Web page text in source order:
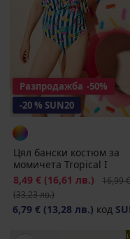
Разпродажба -50%
-20 % SUN20
Цял бански костюм за
момичета Tropical I
Намаление
8,49 € (16,61 лв.)
16,99 €
(33,23 лв.)
6,79 € (13,28 лв.) код